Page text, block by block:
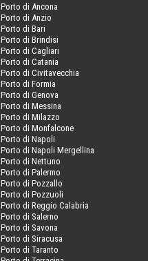
Porto di Ancona
Porto di Anzio
Porto di Bari
Porto di Brindisi
Porto di Cagliari
Porto di Catania
Porto di Civitavecchia
Porto di Formia
Porto di Genova
Porto di Messina
Porto di Milazzo
Porto di Monfalcone
Porto di Napoli
Porto di Napoli Mergellina
Porto di Nettuno
Porto di Palermo
Porto di Pozzallo
Porto di Pozzuoli
Porto di Reggio Calabria
Porto di Salerno
Porto di Savona
Porto di Siracusa
Porto di Taranto